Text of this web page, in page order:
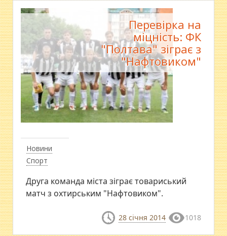
Новини
Спорт
Перевірка на
міцність: ФК
"Полтава" зіграє з
"Нафтовиком"
Друга команда міста зіграє товариський
матч з охтирським "Нафтовиком".
28 січня 2014 1018